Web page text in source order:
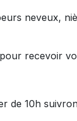
neveux,
recevoir
de 10h